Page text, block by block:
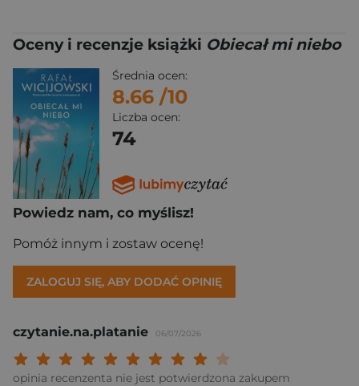
Oceny i recenzje książki Obiecał mi niebo
Średnia ocen:
8.66 /10
Liczba ocen:
74
Powiedz nam, co myślisz!
Pomóż innym i zostaw ocenę!
ZALOGUJ SIĘ, ABY DODAĆ OPINIĘ
czytanie.na.platanie 06/07/2026
Twoja ocena:
Twoja ocena: Wybitna 9/
Twoja ocena: Rewelacyjna 8/
Twoja ocena: Bardzo dobra 7/10"
Twoja ocena: Dobra 6/10"
Twoja ocena: Przeciętna 5/10"
Twoja ocena: Może być 4/10"
Twoja ocena: Słaba 3/10"
Twoja ocena: Bardzo słaba 2/10"
Twoja ocena: Beznadziejna 1/10"
opinia recenzenta nie jest potwierdzona zakupem